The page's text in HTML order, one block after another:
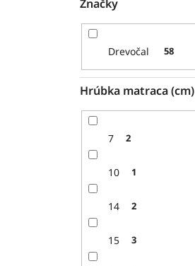
Značky
Drevočal 58
Hrúbka matraca (cm)
7 2
10 1
14 2
15 3